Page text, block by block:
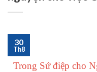
30
Th8
Trong Sứ điệp cho